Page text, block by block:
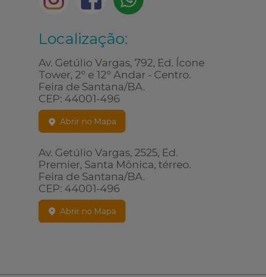
Localização:
Av. Getúlio Vargas, 792, Ed. Ícone
Tower, 2º e 12º Andar - Centro.
Feira de Santana/BA.
CEP: 44001-496
Abrir no Mapa
Av. Getúlio Vargas, 2525, Ed.
Premier, Santa Mônica, térreo.
Feira de Santana/BA.
CEP: 44001-496
Abrir no Mapa